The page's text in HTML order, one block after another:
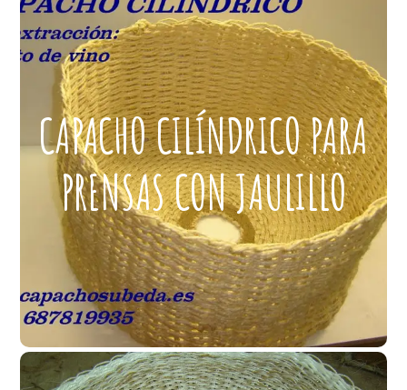
CAPACHO CILÍNDRICO PARA
PRENSAS CON JAULILLO
CAPACHO CILÍNDRICO PARA
PRENSAS CON JAULILLO
Capacho cilíndrico para prensas de VINO, MIEL O
CERA CON JAULILLO. Se puede someter a altas
temperaturas sin que se contraiga, fabricado en
fibra vegetal de Sisal.
– Evita triturar la uva, se puede someter a altas
temperaturas, más resistente que el esparto.